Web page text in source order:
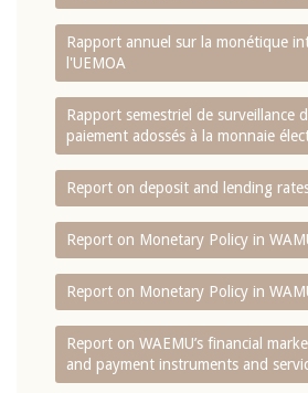
Rapport annuel sur la monétique
l'UEMOA
Rapport semestriel de surveillance
paiement adossés à la monnaie
Report on deposit and lending
Report on Monetary Policy in
Report on Monetary Policy in
Report on WAEMU’s financial
and payment instruments and